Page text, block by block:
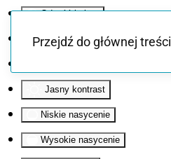
Odwróć kolory
Monochromatyczny
Jasny kontrast
Niskie nasycenie
Wysokie nasycenie
Przejdź do głównej treści